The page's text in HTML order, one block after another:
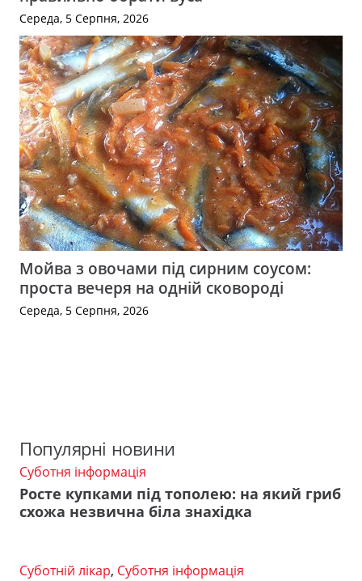
Середа, 5 Серпня, 2026
Мойва з овочами під сирним соусом:
проста вечеря на одній сковороді
Середа, 5 Серпня, 2026
Популярні новини
Суботня інформація
Росте купками під тополею: на який гриб
схожа незвична біла знахідка
Суботній лікар, Суботня інформація